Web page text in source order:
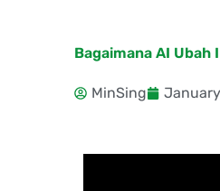
Bagaimana AI Ubah
MinSing